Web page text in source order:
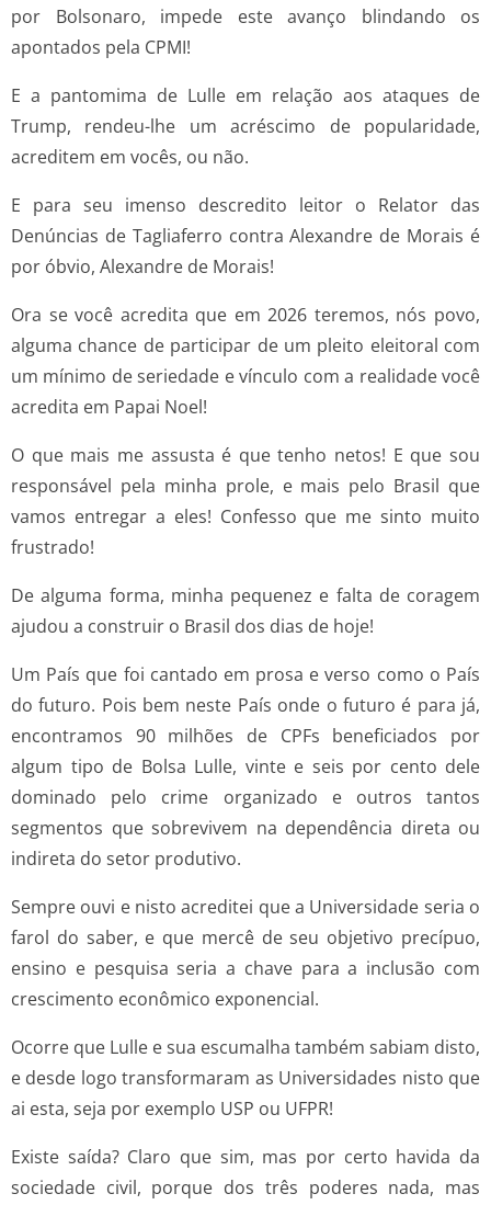
por Bolsonaro, impede este avanço blindando os
apontados pela CPMI!
E a pantomima de Lulle em relação aos ataques de
Trump, rendeu-lhe um acréscimo de popularidade,
acreditem em vocês, ou não.
E para seu imenso descredito leitor o Relator das
Denúncias de Tagliaferro contra Alexandre de Morais é
por óbvio, Alexandre de Morais!
Ora se você acredita que em 2026 teremos, nós povo,
alguma chance de participar de um pleito eleitoral com
um mínimo de seriedade e vínculo com a realidade você
acredita em Papai Noel!
O que mais me assusta é que tenho netos! E que sou
responsável pela minha prole, e mais pelo Brasil que
vamos entregar a eles! Confesso que me sinto muito
frustrado!
De alguma forma, minha pequenez e falta de coragem
ajudou a construir o Brasil dos dias de hoje!
Um País que foi cantado em prosa e verso como o País
do futuro. Pois bem neste País onde o futuro é para já,
encontramos 90 milhões de CPFs beneficiados por
algum tipo de Bolsa Lulle, vinte e seis por cento dele
dominado pelo crime organizado e outros tantos
segmentos que sobrevivem na dependência direta ou
indireta do setor produtivo.
Sempre ouvi e nisto acreditei que a Universidade seria o
farol do saber, e que mercê de seu objetivo precípuo,
ensino e pesquisa seria a chave para a inclusão com
crescimento econômico exponencial.
Ocorre que Lulle e sua escumalha também sabiam disto,
e desde logo transformaram as Universidades nisto que
ai esta, seja por exemplo USP ou UFPR!
Existe saída? Claro que sim, mas por certo havida da
sociedade civil, porque dos três poderes nada, mas